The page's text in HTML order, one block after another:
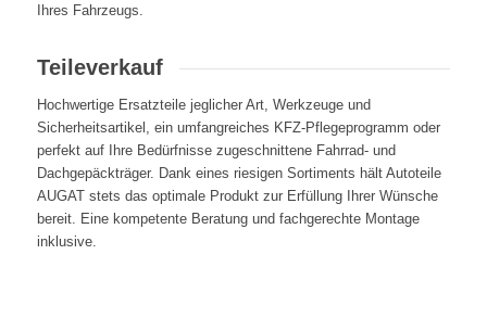
Ihres Fahrzeugs.
Teileverkauf
Hochwertige Ersatzteile jeglicher Art, Werkzeuge und
Sicherheitsartikel, ein umfangreiches KFZ-Pflegeprogramm oder
perfekt auf Ihre Bedürfnisse zugeschnittene Fahrrad- und
Dachgepäckträger. Dank eines riesigen Sortiments hält Autoteile
AUGAT stets das optimale Produkt zur Erfüllung Ihrer Wünsche
bereit. Eine kompetente Beratung und fachgerechte Montage
inklusive.